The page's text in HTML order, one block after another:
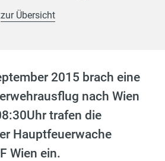
zur Übersicht
2015 brach eine
nach Wien
trafen die
Hauptfeuerwache
Wien ein.